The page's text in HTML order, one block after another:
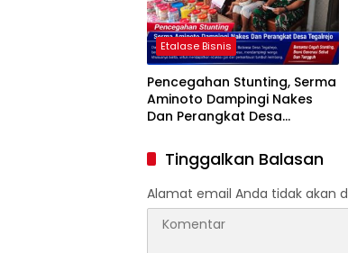
Etalase Bisnis
Pencegahan Stunting, Serma
Aminoto Dampingi Nakes
Dan Perangkat Desa
Tinggalkan Balasan
Alamat email Anda tidak akan